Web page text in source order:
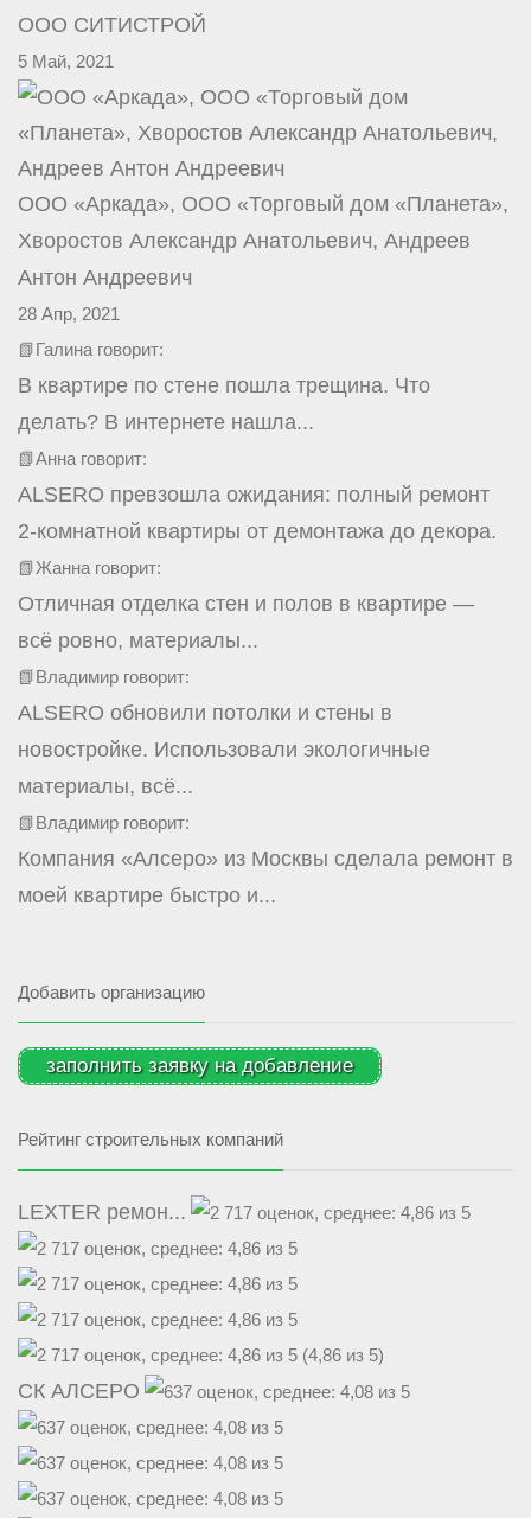
ООО СИТИСТРОЙ
5 Май, 2021
ООО «Аркада», ООО «Торговый дом «Планета»,
Хворостов Александр Анатольевич, Андреев
Антон Андреевич
28 Апр, 2021
📗Галина говорит:
В квартире по стене пошла трещина. Что
делать? В интернете нашла...
📗Анна говорит:
ALSERO превзошла ожидания: полный ремонт
2-комнатной квартиры от демонтажа до декора.
📗Жанна говорит:
Отличная отделка стен и полов в квартире —
всё ровно, материалы...
📗Владимир говорит:
ALSERO обновили потолки и стены в
новостройке. Использовали экологичные
материалы, всё...
📗Владимир говорит:
Компания «Алсеро» из Москвы сделала ремонт в
моей квартире быстро и...
Добавить организацию
заполнить заявку на добавление
Рейтинг строительных компаний
LEXTER ремон...
(4,86 из 5)
СК АЛСЕРО